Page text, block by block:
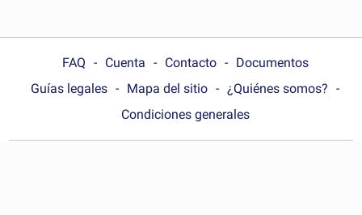
FAQ Cuenta Contacto
Documentos
Guías legales
Mapa del sitio
¿Quiénes somos?
Condiciones generales